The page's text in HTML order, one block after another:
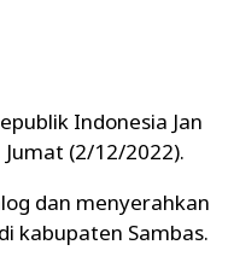
Indonesia Jan
(2/12/2022).
dan menyerahkan
kabupaten Sambas.